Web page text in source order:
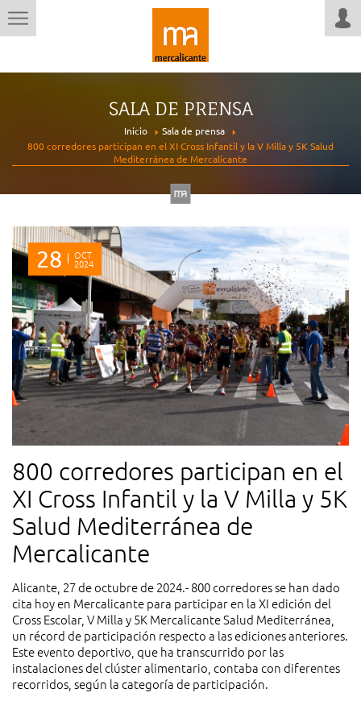
SALA DE PRENSA
Inicio
Sala de prensa
800 corredores participan en el XI Cross Infantil y la V Milla y 5K Salud
Mediterránea de Mercalicante
28 OCT
2024
800 corredores participan en el
XI Cross Infantil y la V Milla y 5K
Salud Mediterránea de
Mercalicante
Alicante, 27 de octubre de 2024.- 800 corredores se han dado
cita hoy en Mercalicante para participar en la XI edición del
Cross Escolar, V Milla y 5K Mercalicante Salud Mediterránea,
un récord de participación respecto a las ediciones anteriores.
Este evento deportivo, que ha transcurrido por las
instalaciones del clúster alimentario, contaba con diferentes
recorridos, según la categoría de participación.